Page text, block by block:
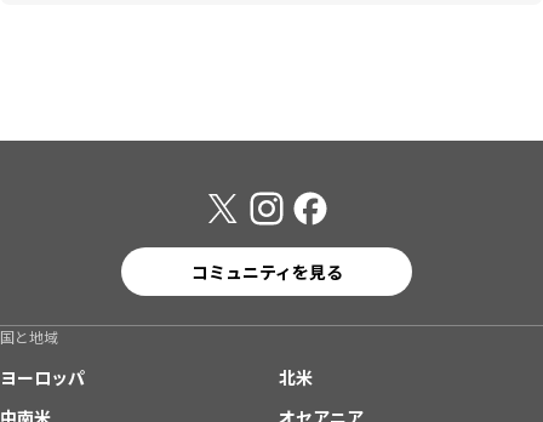
コミュニティを見る
国と地域
ヨーロッパ
北米
中南米
オセアニア